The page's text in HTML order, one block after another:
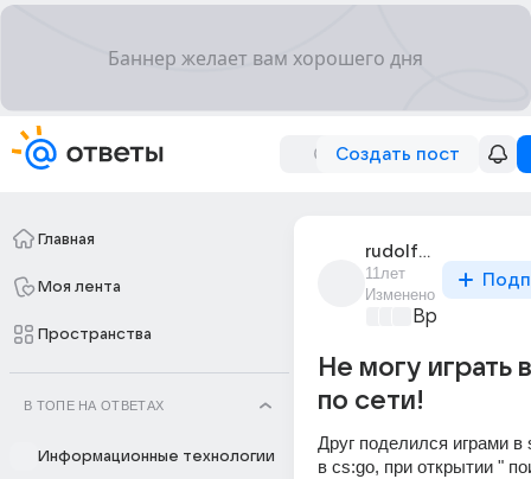
Создать пост
Главная
Моя лента
Пространства
В ТОПЕ НА ОТВЕТАХ
Информационные технологии
rudolf_stasilovich
11лет
Изменено
Время игр
Не могу играть
по сети!
Друг поделился играми в
в cs:go, при открытии "